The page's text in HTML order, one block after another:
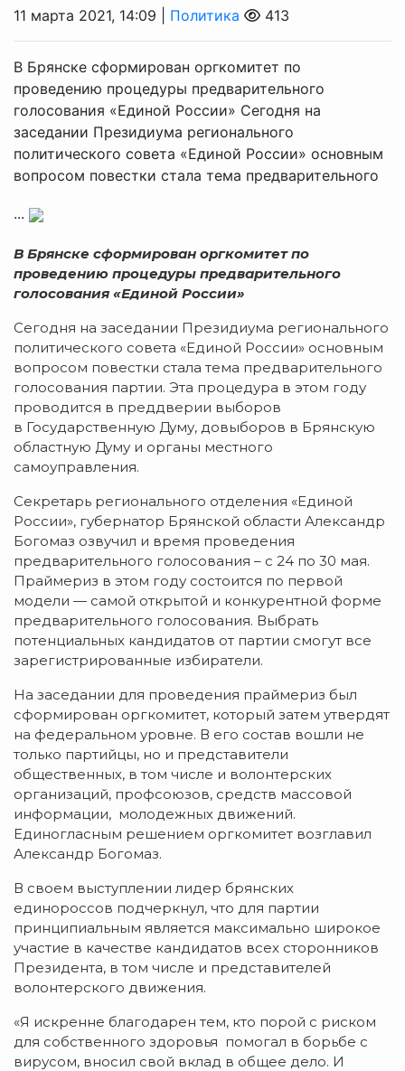
11 марта 2021, 14:09 | Политика 413
В Брянске сформирован оргкомитет по
проведению процедуры предварительного
голосования «Единой России» Сегодня на
заседании Президиума регионального
политического совета «Единой России» основным
вопросом повестки стала тема предварительного
...
В Брянске сформирован оргкомитет по
проведению процедуры предварительного
голосования «Единой России»
Сегодня на заседании Президиума регионального
политического совета «Единой России» основным
вопросом повестки стала тема предварительного
голосования партии. Эта процедура в этом году
проводится в преддверии выборов
в Государственную Думу, довыборов в Брянскую
областную Думу и органы местного
самоуправления.
Секретарь регионального отделения «Единой
России», губернатор Брянской области Александр
Богомаз озвучил и время проведения
предварительного голосования – с 24 по 30 мая.
Праймериз в этом году состоится по первой
модели — самой открытой и конкурентной форме
предварительного голосования. Выбрать
потенциальных кандидатов от партии смогут все
зарегистрированные избиратели.
На заседании для проведения праймериз был
сформирован оргкомитет, который затем утвердят
на федеральном уровне. В его состав вошли не
только партийцы, но и представители
общественных, в том числе и волонтерских
организаций, профсоюзов, средств массовой
информации, молодежных движений.
Единогласным решением оргкомитет возглавил
Александр Богомаз.
В своем выступлении лидер брянских
единороссов подчеркнул, что для партии
принципиальным является максимально широкое
участие в качестве кандидатов всех сторонников
Президента, в том числе и представителей
волонтерского движения.
«Я искренне благодарен тем, кто порой с риском
для собственного здоровья помогал в борьбе с
вирусом, вносил свой вклад в общее дело. И